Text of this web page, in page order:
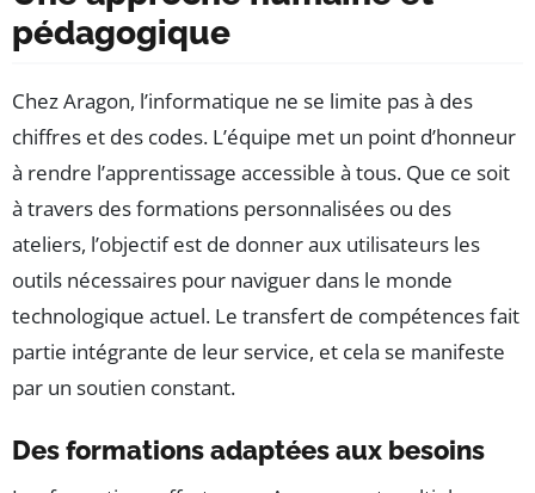
pédagogique
Chez Aragon, l’informatique ne se limite pas à des
chiffres et des codes. L’équipe met un point d’honneur
à rendre l’apprentissage accessible à tous. Que ce soit
à travers des formations personnalisées ou des
ateliers, l’objectif est de donner aux utilisateurs les
outils nécessaires pour naviguer dans le monde
technologique actuel. Le transfert de compétences fait
partie intégrante de leur service, et cela se manifeste
par un soutien constant.
Des formations adaptées aux besoins